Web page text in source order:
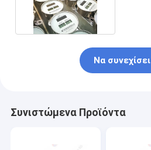
Να συνεχίσει
Συνιστώμενα Προϊόντα